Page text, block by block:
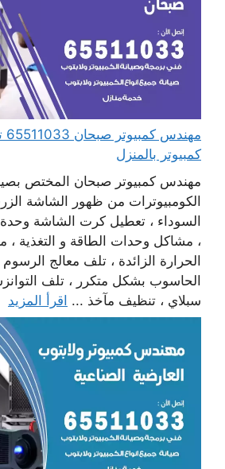
كمبيوتر بالمنزل
مهندس كمبيوتر صبحان المختص
الكومبيوترات من ظهور الشاشة
السوداء ، تعطيل كرت الشاشة
، مشاكل وحدات الطاقة و التغذية ،
الحرارة الزائدة ، تلف معالج الرسوم
الحاسوب بشكل متكرر ، تلف
سبلاي ، تنظيف مآخذ ... اقرأ المزيد